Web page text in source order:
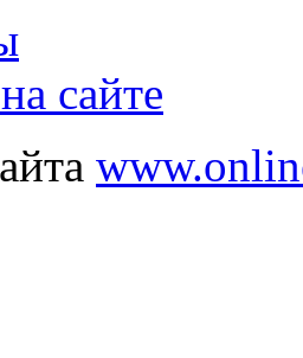
сайте